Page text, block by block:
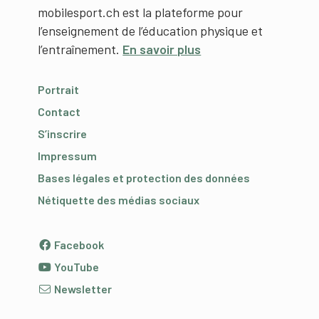
mobilesport.ch est la plateforme pour
l’enseignement de l’éducation physique et
l’entraînement. En savoir plus
Portrait
Contact
S’inscrire
Impressum
Bases légales et protection des données
Nétiquette des médias sociaux
Facebook
YouTube
Newsletter